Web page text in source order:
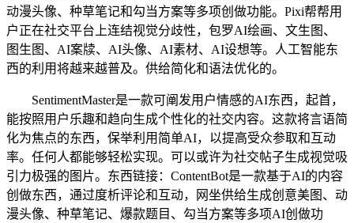
动漫头像、种草笔记和勾当方案等多项创做功能。Pixi帮帮用
户正在社交平台上连结视觉分歧性，包罗AI绘画、文生图、
图生图、AI案牍、AI头像、AI素材、AI设想等。人工智能东
西的利用将越来越普及。供给简化和语法优化的。
SentimentMaster是一款可阐发用户情感的AI东西，起首，
能按照用户乐趣和趋向生成个性化的社交内容。这款将言语简
化为焦点的东西，保举利用简单AI，以提高受众参取和互动
率。任何人都能够轻松实现。可以或许为社交帖子生成视觉吸
引力极强的图片。东西链接：ContentBot是一款基于AI的内容
创做东西，通过度析评论和互动，网坐供给生成创意美图、动
漫头像、种草笔记、爆款题目、勾当方案等多项AI创做功